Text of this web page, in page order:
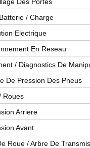
/ Charge
Electrique
En Reseau
/ Diagnostics De
De Pression Des Pneus
Roues
Arriere
Avant
Roue / Arbre De